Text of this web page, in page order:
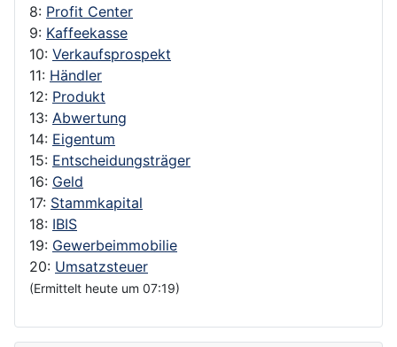
8: Profit Center
9: Kaffeekasse
10: Verkaufsprospekt
11: Händler
12: Produkt
13: Abwertung
14: Eigentum
15: Entscheidungsträger
16: Geld
17: Stammkapital
18: IBIS
19: Gewerbeimmobilie
20: Umsatzsteuer
(Ermittelt heute um 07:19)